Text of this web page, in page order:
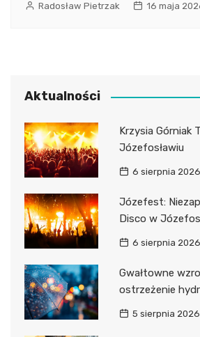
Radosław Pietrzak 16 maja
Aktualności
Krzysia Górniak
Józefosławiu
6 sierpnia 2026
Józefest:
Disco w
6 sierpnia 2026
Gwałtowne
ostrzeżenie
5 sierpnia 2026